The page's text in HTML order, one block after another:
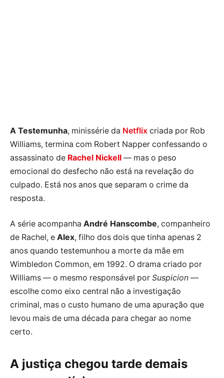
A Testemunha, minissérie da Netflix criada por Rob
Williams, termina com Robert Napper confessando o
assassinato de Rachel Nickell — mas o peso
emocional do desfecho não está na revelação do
culpado. Está nos anos que separam o crime da
resposta.
A série acompanha André Hanscombe, companheiro
de Rachel, e Alex, filho dos dois que tinha apenas 2
anos quando testemunhou a morte da mãe em
Wimbledon Common, em 1992. O drama criado por
Williams — o mesmo responsável por Suspicion —
escolhe como eixo central não a investigação
criminal, mas o custo humano de uma apuração que
levou mais de uma década para chegar ao nome
certo.
A justiça chegou tarde demais